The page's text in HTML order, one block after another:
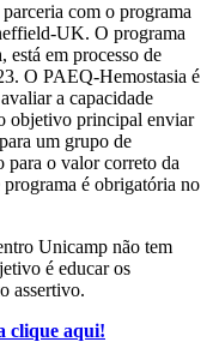
com o programa
UK. O programa
em processo de
O PAEQ-Hemostasia é
a capacidade
objetivo principal enviar
um grupo de
para o valor correto da
programa é obrigatória no
Unicamp não tem
é educar os
assertivo.
clique aqui!